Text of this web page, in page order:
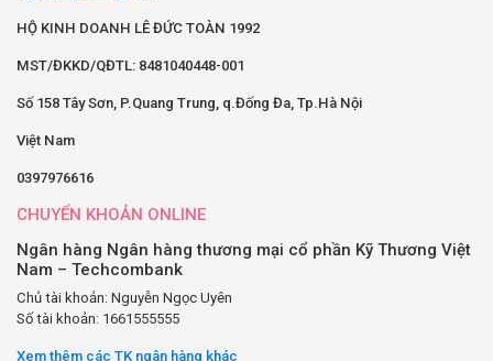
HỘ KINH DOANH LÊ ĐỨC TOÀN 1992
MST/ĐKKD/QĐTL: 8481040448-001
Số 158 Tây Sơn, P.Quang Trung, q.Đống Đa, Tp.Hà Nội
Việt Nam
0397976616
CHUYỂN KHOẢN ONLINE
Ngân hàng Ngân hàng thương mại cổ phần Kỹ Thương Việt
Nam – Techcombank
Chủ tài khoản: Nguyễn Ngọc Uyên
Số tài khoản: 1661555555
Xem thêm các TK ngân hàng khác